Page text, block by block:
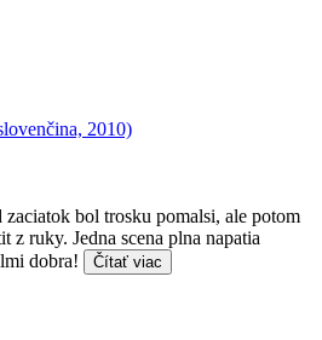
2010)
bol trosku pomalsi, ale potom
z ruky. Jedna scena plna napatia
dobra!
Čítať viac